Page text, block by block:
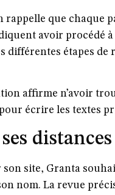
rappelle que chaque
avoir procédé
différentes étapes
affirme n’avoir
écrire les textes
distances
site, Granta
nom. La revue